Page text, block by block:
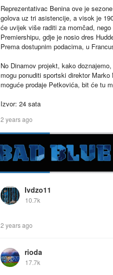
Reprezentativac Benina ove je
golova uz tri asistencije, a visok je
će uvijek više raditi za momčad,
Premiershipu, gdje je nosio dres
Prema dostupnim podacima, u
No Dinamov projekt, kako
mogu ponuditi sportski direktor
moguće prodaje Petkovića, bit će tu
Izvor: 24 sata
2 years ago
Ivdzo11
10.7k
2 years ago
rioda
17.7k